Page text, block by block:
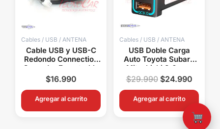
Cables / USB / ANTENA
Cable USB y USB-C
Redondo Connection
Cargador Empotrable
Auto Universal
$16.990
Agregar al carrito
Cables / USB / ANTENA
USB Doble Carga
Auto Toyota Subaru
Mitsubishi 3.0 con
Voltímetro Connection
$29.990 $24.990
Agregar al carrito